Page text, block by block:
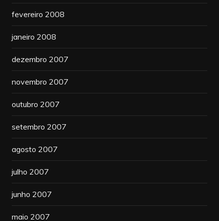
fevereiro 2008
janeiro 2008
dezembro 2007
novembro 2007
outubro 2007
setembro 2007
agosto 2007
julho 2007
junho 2007
maio 2007